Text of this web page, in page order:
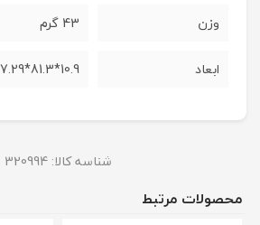
وزن 43 گرم
ابعاد 10.9*81.3*157.29 میلی متر
شناسه کالا: 320994
محصولات مرتبط